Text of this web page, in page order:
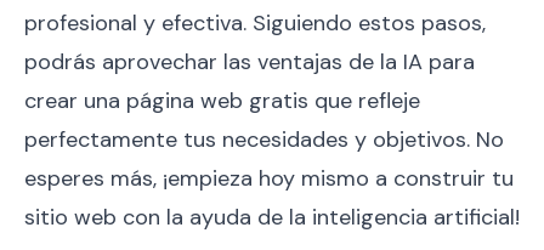
profesional y efectiva. Siguiendo estos pasos,
podrás aprovechar las ventajas de la IA para
crear una página web gratis que refleje
perfectamente tus necesidades y objetivos. No
esperes más, ¡empieza hoy mismo a construir tu
sitio web con la ayuda de la inteligencia artificial!